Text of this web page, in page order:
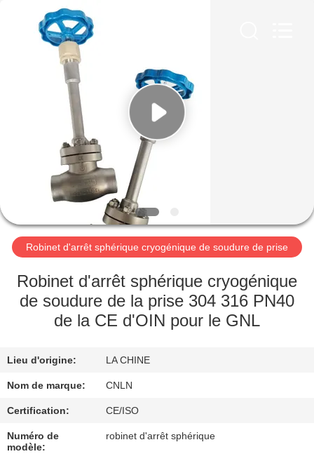
MAISON
PRODUITS
VIDÉOS
AU
SUJET
DE
NOUS
VISITE
CONTRÔLE
DE
QUALITÉ
Robinet d'arrêt sphérique cryogénique de soudure de prise
Robinet d'arrêt sphérique cryogénique
de soudure de la prise 304 316 PN40
de la CE d'OIN pour le GNL
Lieu d'origine: LA CHINE
Nom de marque: CNLN
Certification: CE/ISO
Numéro de
modèle:
robinet d'arrêt sphérique